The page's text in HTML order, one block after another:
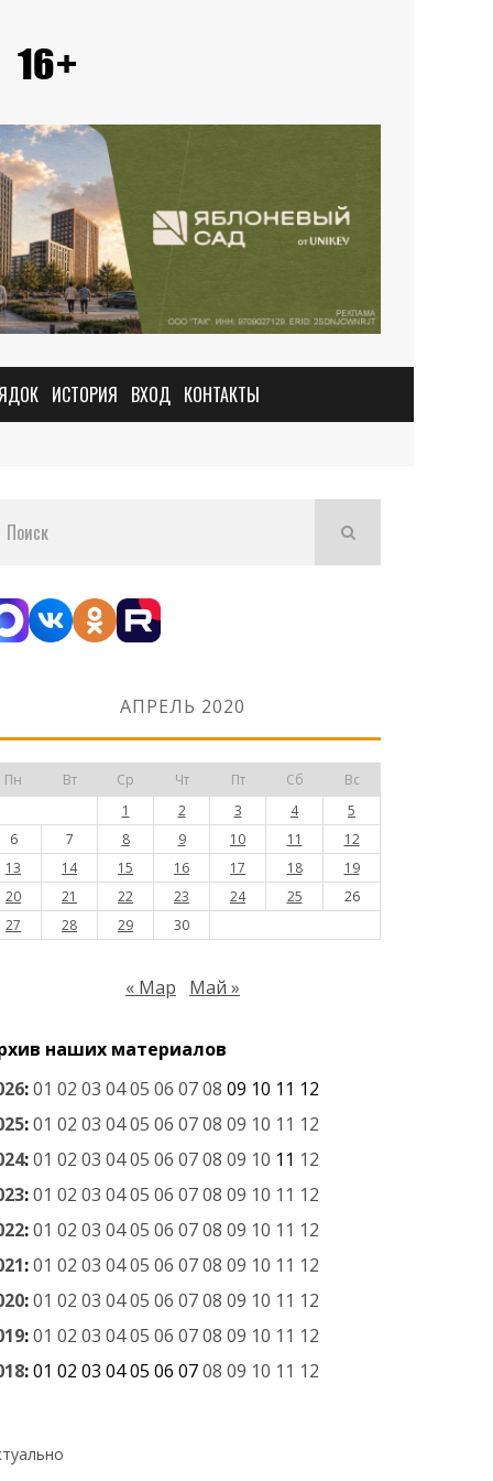
ИСТОРИЯ ВХОД КОНТАКТЫ
АПРЕЛЬ 2020
Пн Вт Ср Чт Пт Сб
Вс
1
2 3 4
5
6
7 8 9 10 11
12
13
14 15 16 17 18
19
20
21 22 23 24 25
26
27
28 29 30
« Мар Май »
наших материалов
:01 02 03 0405 06 0708 09 10 11 12
:01 02 03 0405 06 0708 09 10 11 12
:01 02 03 0405 06 0708 09 10 11 12
:01 02 03 0405 06 0708 09 10 11 12
:01 02 03 0405 06 0708 09 10 11 12
:01 02 03 0405 06 0708 09 10 11 12
:01 02 03 0405 06 0708 09 10 11 12
:01 02 03 0405 06 0708 09 10 11 12
:01 02 03 0405 06 0708 09 10 11 12